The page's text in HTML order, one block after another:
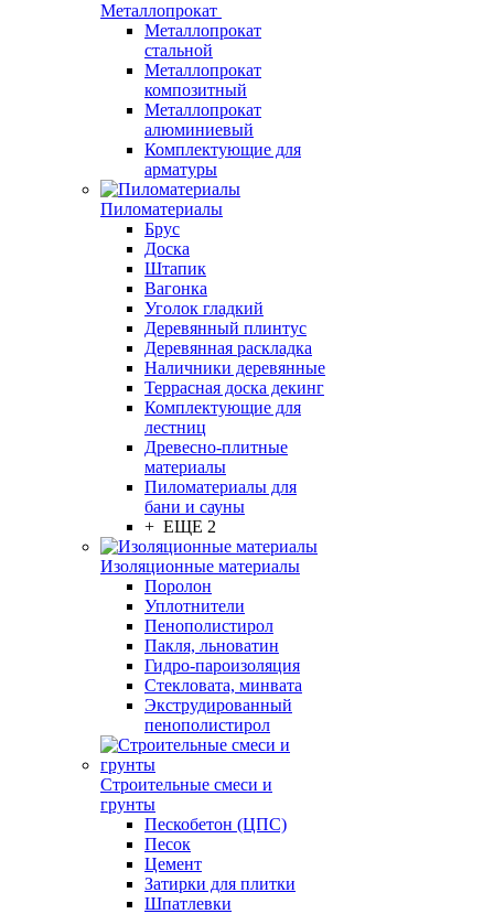
Металлопрокат
Металлопрокат
стальной
Металлопрокат
композитный
Металлопрокат
алюминиевый
Комплектующие для
арматуры
Пиломатериалы
Брус
Доска
Штапик
Вагонка
Уголок гладкий
Деревянный плинтус
Деревянная раскладка
Наличники деревянные
Террасная доска декинг
Комплектующие для
лестниц
Древесно-плитные
материалы
Пиломатериалы для
бани и сауны
+ ЕЩЕ 2
Изоляционные материалы
Поролон
Уплотнители
Пенополистирол
Пакля, льноватин
Гидро-пароизоляция
Стекловата, минвата
Экструдированный
пенополистирол
Строительные смеси и
грунты
Пескобетон (ЦПС)
Песок
Цемент
Затирки для плитки
Шпатлевки